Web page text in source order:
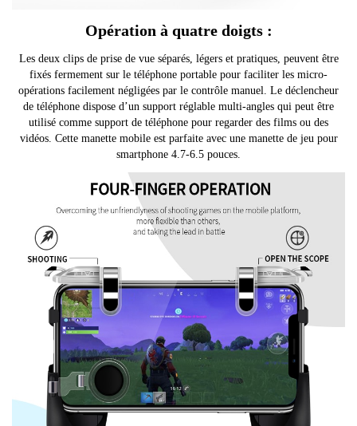
Opération à quatre doigts :
Les deux clips de prise de vue séparés, légers et pratiques, peuvent être
fixés fermement sur le téléphone portable pour faciliter les micro-
opérations facilement négligées par le contrôle manuel. Le déclencheur
de téléphone dispose d’un support réglable multi-angles qui peut être
utilisé comme support de téléphone pour regarder des films ou des
vidéos. Cette manette mobile est parfaite avec une manette de jeu pour
smartphone 4.7-6.5 pouces.